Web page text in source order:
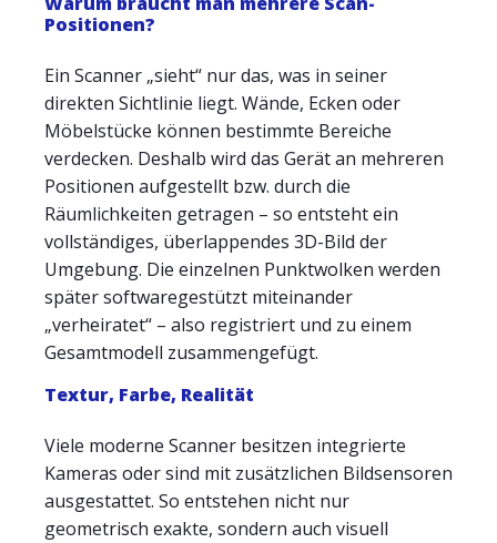
Positionen?
Ein Scanner „sieht“ nur das, was in seiner
direkten Sichtlinie liegt. Wände, Ecken oder
Möbelstücke können bestimmte Bereiche
verdecken. Deshalb wird das Gerät an mehreren
Positionen aufgestellt bzw. durch die
Räumlichkeiten getragen – so entsteht ein
vollständiges, überlappendes 3D-Bild der
Umgebung. Die einzelnen Punktwolken werden
später softwaregestützt miteinander
„verheiratet“ – also registriert und zu einem
Gesamtmodell zusammengefügt.
Textur, Farbe, Realität
Viele moderne Scanner besitzen integrierte
Kameras oder sind mit zusätzlichen Bildsensoren
ausgestattet. So entstehen nicht nur
geometrisch exakte, sondern auch visuell